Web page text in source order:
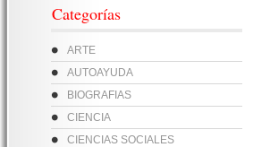
Categorías
ARTE
AUTOAYUDA
BIOGRAFIAS
CIENCIA
CIENCIAS SOCIALES